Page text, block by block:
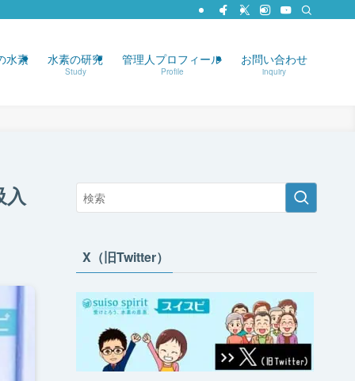
水素 水素の研究
Study
管理人プロフィール
Profile
お問い合わせ
inquiry
入
X（旧Twitter）